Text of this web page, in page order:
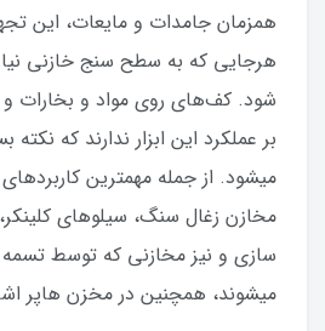
همزمان جامدات و مایعات، این
هرجایی که به سطح سنج خازنی نیاز
شود. کف‌های روی مواد و بخارات و
بر عملکرد این ابزار ندارند که
میشود. از جمله مهمترین
مخازن زغال سنگ، سیلوهای
سازی و نیز مخازنی که توسط تسمه
میشوند، همچنین در مخزن هاپر